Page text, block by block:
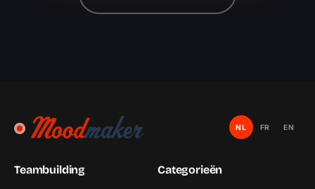
NL FR EN
Teambuilding Categorieën